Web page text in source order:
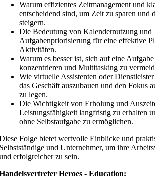
Warum effizientes Zeitmanagement und
entscheidend sind, um Zeit zu sparen und
steigern.
Die Bedeutung von Kalendernutzung und
Aufgabenpriorisierung für eine effektive
Aktivitäten.
Warum es besser ist, sich auf eine
konzentrieren und Multitasking zu
Wie virtuelle Assistenten oder
das Geschäft auszubauen und den Fokus
zu legen.
Die Wichtigkeit von Erholung und
Leistungsfähigkeit langfristig zu erhalten
ohne Selbstaufgabe zu ermöglichen.
Diese Folge bietet wertvolle Einblicke und
Selbstständige und Unternehmer, um ihre
und erfolgreicher zu sein.
Handelsvertreter Heroes - Education: